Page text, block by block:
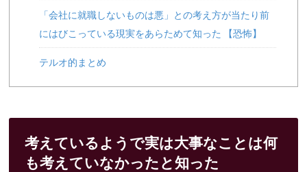
「会社に就職しないものは悪」との考え方が当たり前
にはびこっている現実をあらためて知った 【恐怖】
テルオ的まとめ
考えているようで実は大事なことは何
も考えていなかったと知った